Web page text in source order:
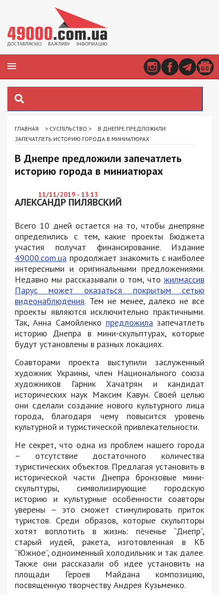
ГЛАВНАЯ > СУСПІЛЬСТВО >
В ДНЕПРЕ ПРЕДЛОЖИЛИ
ЗАПЕЧАТЛЕТЬ ИСТОРИЮ ГОРОДА В МИНИАТЮРАХ
В Днепре предложили запечатлеть
историю города в миниатюрах
11/11/2019 - 13:13
АЛЕКСАНДР ПИЛЯВСКИЙ
Всего 10 дней остается на то, чтобы днепряне
определились с тем, какие проекты Бюджета
участия получат финансирование. Издание
49000.com.ua продолжает знакомить с наиболее
интересными и оригинальными предложениями.
Недавно мы рассказывали о том, что жилмассив
Парус может оказаться покрытым сетью
видеонаблюдения. Тем не менее, далеко не все
проекты являются исключительно практичными.
Так, Анна Самойленко предложилазапечатлеть
историю Днепра в мини-скульптурах, которые
будут установлены в разных локациях.
Соавторами проекта выступили заслуженный
художник Украины, член Национального союза
художников Гарник Хачатрян и кандидат
исторических наук Максим Кавун. Своей целью
они сделали создание нового культурного лица
города, благодаря чему повысится уровень
культурной и туристической привлекательности.
Не секрет, что одна из проблем нашего города
– отсутствие достаточного количества
туристических объектов. Предлагая установить в
исторической части Днепра бронзовые мини-
скульптуры, символизирующие городскую
историю и культурные особенности соавторы
уверены – это сможет стимулировать приток
туристов. Среди образов, которые скульпторы
хотят воплотить в жизнь: печенье “Днепр”,
старый иудей, ракета, изготовленная в КБ
“Южное”, одноименный холодильник и так далее.
Также они рассказали об идее установить на
площади Героев Майдана композицию,
посвященную творчеству Андрея Кузьменко.